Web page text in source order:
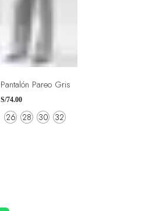
Pantalón Pareo Gris
S/74.00
26 28 30 32